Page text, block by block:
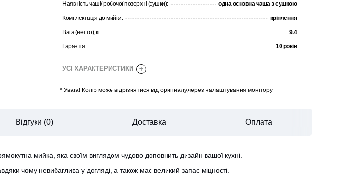
Наявність чаші/ робочої поверхні (сушки): одна основна чаша з сушкою
Комплектація до мийки: кріплення
Вага (нетто), кг: 9.4
Гарантія: 10 років
УСІ ХАРАКТЕРИСТИКИ +
*Увага! Колір може відрізнятися від оригіналу,через налаштування монітору
Відгуки (0) Доставка Оплата
мийка, яка своїм виглядом чудово доповнить дизайн вашої кухні.
чому невибаглива у догляді, а також має великий запас міцності.